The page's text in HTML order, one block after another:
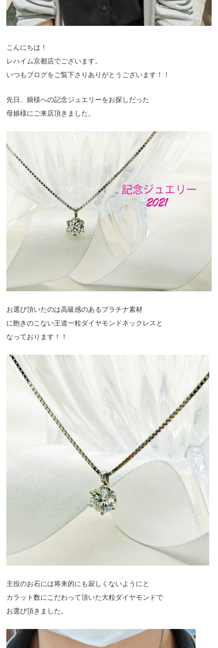
こんにちは！
レハイム京都店でございます。
いつもブログをご覧下さりありがとうございます！！
先日、娘様への記念ジュエリーをお探しだった
母娘様にご来店頂きました。
お選び頂いたのは高級感のあるプラチナ素材
に飽きのこない王道一粒ダイヤモンドネックレスと
なっております！！
主役のお石には将来的にも寂しくないようにと
カラット数にこだわって頂いた大粒ダイヤモンドで
お選び頂きました。